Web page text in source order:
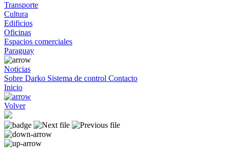
Transporte
Cultura
Edificios
Oficinas
Espacios comerciales
Paraguay
Noticias
Sobre Darko Sistema de control Contacto
Inicio
Volver